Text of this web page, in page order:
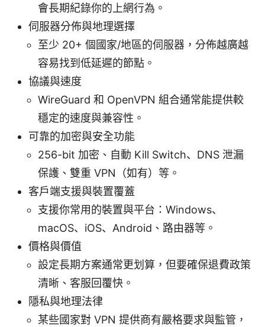
會長期紀錄你的上網行為。
伺服器分佈與地理選擇
至少 20+ 個國家/地區的伺服器，分佈越廣越
容易找到低延遲的節點。
協議與速度
WireGuard 和 OpenVPN 組合通常能提供較
穩定的速度與兼容性。
可靠的加密與安全功能
256-bit 加密、自動 Kill Switch、DNS 泄漏
保護、雙重 VPN（如有）等。
客戶端支援與裝置覆蓋
支援你常用的裝置與平台：Windows、
macOS、iOS、Android、路由器等。
價格與價值
設定長期方案通常更划算，但要確保退費政策
清晰、客服回覆快。
隱私與地理法律
某些國家對 VPN 提供商有嚴格要求與監管，